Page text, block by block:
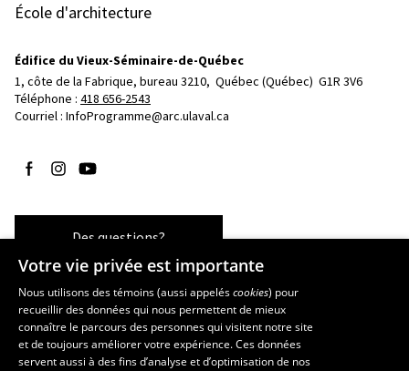
École d'architecture
Édifice du Vieux-Séminaire-de-Québec
1, côte de la Fabrique, bureau 3210, Québec (Québec)  G1R 3V6
Téléphone : 418 656-2543
Courriel : InfoProgramme@arc.ulaval.ca
Suivez-nous sur Facebook
Suivez-nous sur Instagram
Suivez-nous sur YouTube
Des questions?
Les écoles et la recherche
École d’art
École supérieure d’aménagement du territoire et de développement
Votre vie privée est importante
Nous utilisons des témoins (aussi appeléscookies) pour
recueillir des données qui nous permettent de mieux
connaître le parcours des personnes qui visitent notre site
et de toujours améliorer votre expérience. Ces données
servent aussi à des fins d’analyse et d’optimisation de nos